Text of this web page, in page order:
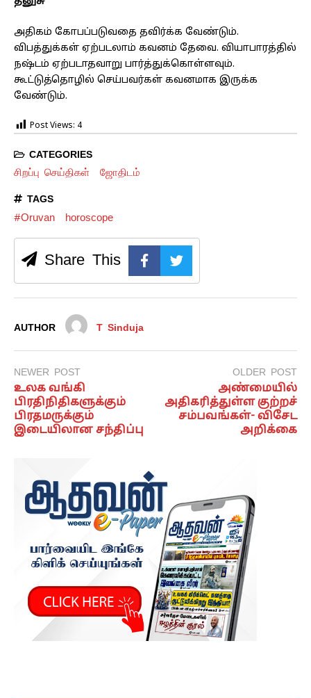
அதிகம் கோபப்படுவதை தவிர்க்க வேண்டும்.
விபத்துக்கள் ஏற்படலாம் கவனம் தேவை. வியாபாரத்தில்
நஷ்டம் ஏற்படாதவாறு பார்த்துக்கொள்ளவும்.
கூட்டுத்தொழில் செய்பவர்கள் கவனமாக இருக்க
வேண்டும்.
Post Views: 4
CATEGORIES
சிறப்பு செய்திகள் ஜோதிடம்
TAGS
#Oruvan horoscope
Share This
AUTHOR T Sinduja
NEWER POST
உலக வங்கி
பிரதிநிதிகளுக்கும்
பிரதமருக்கும்
இடையிலான சந்திப்பு
OLDER POST
அண்மையில்
அதிகரித்துள்ள குற்றச்
சம்பவங்கள்- விசேட
அறிக்கை